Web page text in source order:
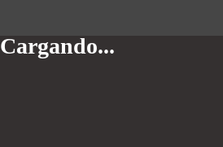
Cargando...